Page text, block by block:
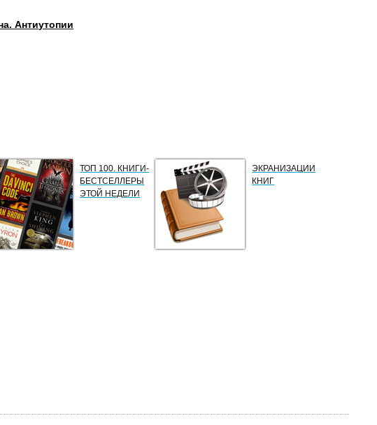
Антиутопии
ТОП 100. КНИГИ-
БЕСТСЕЛЛЕРЫ
ЭТОЙ НЕДЕЛИ
ЭКРАНИЗАЦИИ
КНИГ